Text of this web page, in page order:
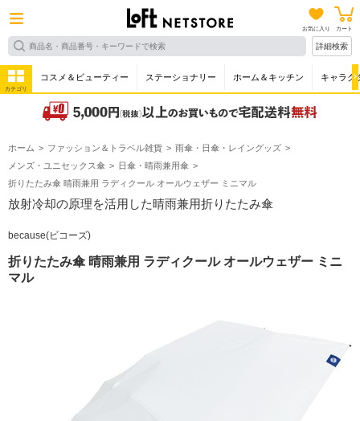
お気に入り カート
詳細検索
カテゴリ
コスメ＆ビューティー ステーショナリー ホーム＆キッチン キャラク
ホーム ファッション＆トラベル雑貨
雨傘・日傘・レイングッズ
メンズ・ユニセックス傘
日傘・晴雨兼用傘
折りたたみ傘 晴雨兼用 ラディクール オールウェザー ミニマル
放射冷却の原理を活用した晴雨兼用折りたたみ傘
because(ビコーズ)
折りたたみ傘 晴雨兼用 ラディクール オールウェザー ミニ
マル